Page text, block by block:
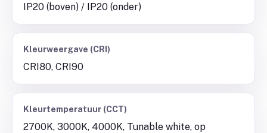
IP20 (boven) / IP20 (onder)
Kleurweergave (CRI)
CRI80, CRI90
Kleurtemperatuur (CCT)
2700K, 3000K, 4000K, Tunable white, op